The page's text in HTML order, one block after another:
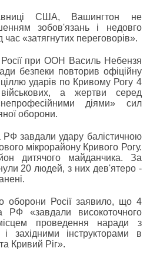
США, Вашингтон не
зобов'язань і недовго
«затягнутих переговорів».
Росії при ООН Василь Небензя
безпеки повторив офіційну
ударів по Кривому Рогу 4
а жертви серед
діями» сил
оборони.
РФ завдали удару балістичною
мікрорайону Кривого Рогу.
дитячого майданчика. За
20 людей, з них дев'ятеро -
оборони Росії заявило, що 4
РФ «завдали високоточного
проведення наради з
західними інструкторами в
Кривий Ріг».